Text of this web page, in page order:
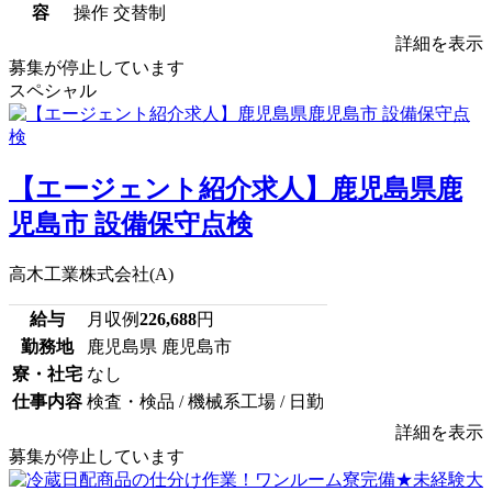
容
操作 交替制
詳細を表示
募集が停止しています
スペシャル
【エージェント紹介求人】鹿児島県鹿
児島市 設備保守点検
高木工業株式会社(A)
給与 月収例226,688円
勤務地
鹿児島県 鹿児島市
寮・社宅 なし
仕事内容 検査・検品 / 機械系工場 / 日勤
詳細を表示
募集が停止しています